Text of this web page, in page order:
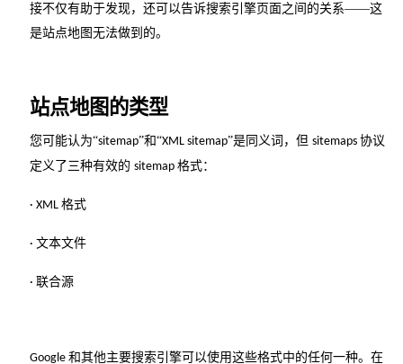
接不仅有助于发现，还可以告诉搜索引擎页面之间的关系——这
是站点地图无法做到的。
站点地图的类型
您可能认为“sitemap”和“XML sitemap”是同义词，但 sitemaps 协议
定义了三种有效的 sitemap 格式：
· XML 格式
· 文本文件
· 联合源
Google 和其他主要搜索引擎可以使用这些格式中的任何一种。在